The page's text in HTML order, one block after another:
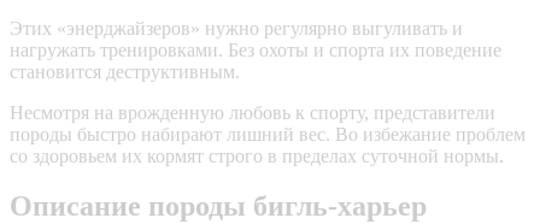
Этих «энерджайзеров» нужно регулярно выгуливать и
нагружать тренировками. Без охоты и спорта их поведение
становится деструктивным.
Несмотря на врожденную любовь к спорту, представители
породы быстро набирают лишний вес. Во избежание проблем
со здоровьем их кормят строго в пределах суточной нормы.
Описание породы бигль-харьер